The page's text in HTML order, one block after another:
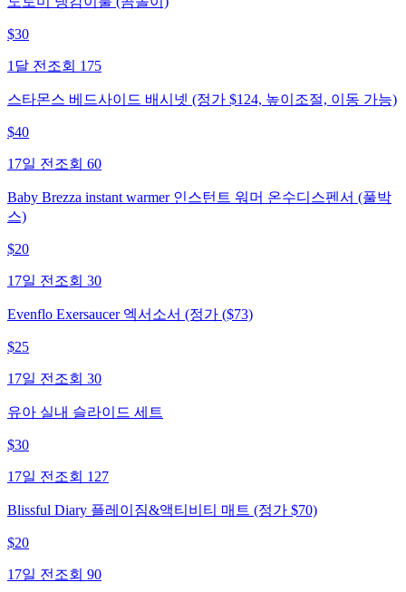
$30
1달 전 조회 175
스타몬스 베드사이드 배시넷 (정가 $124, 높이조절, 이동 가능)
$40
17일 전 조회 60
Baby Brezza instant warmer 인스턴트 워머 온수디스펜서 (풀박
스)
$20
17일 전 조회 30
Evenflo Exersaucer 엑서소서 (정가 ($73)
$25
17일 전 조회 30
유아 실내 슬라이드 세트
$30
17일 전 조회 127
Blissful Diary 플레이짐&액티비티 매트 (정가 $70)
$20
17일 전 조회 90